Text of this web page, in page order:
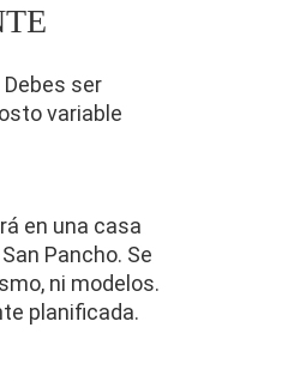
ser
variable
en una casa
Pancho. Se
ni modelos.
planificada.